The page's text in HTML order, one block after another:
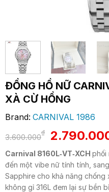
ĐỒNG HỒ NỮ
XÀ CỪ HỒNG
Brand: CARNIVAL 1986
3.600.000₫
Giá
gốc
là:
Carnival 8160L‑VT‑XCH phối
đến một vibe nữ tính tính,
Sapphire cho khả năng
không gỉ 316L đem lại sự bền